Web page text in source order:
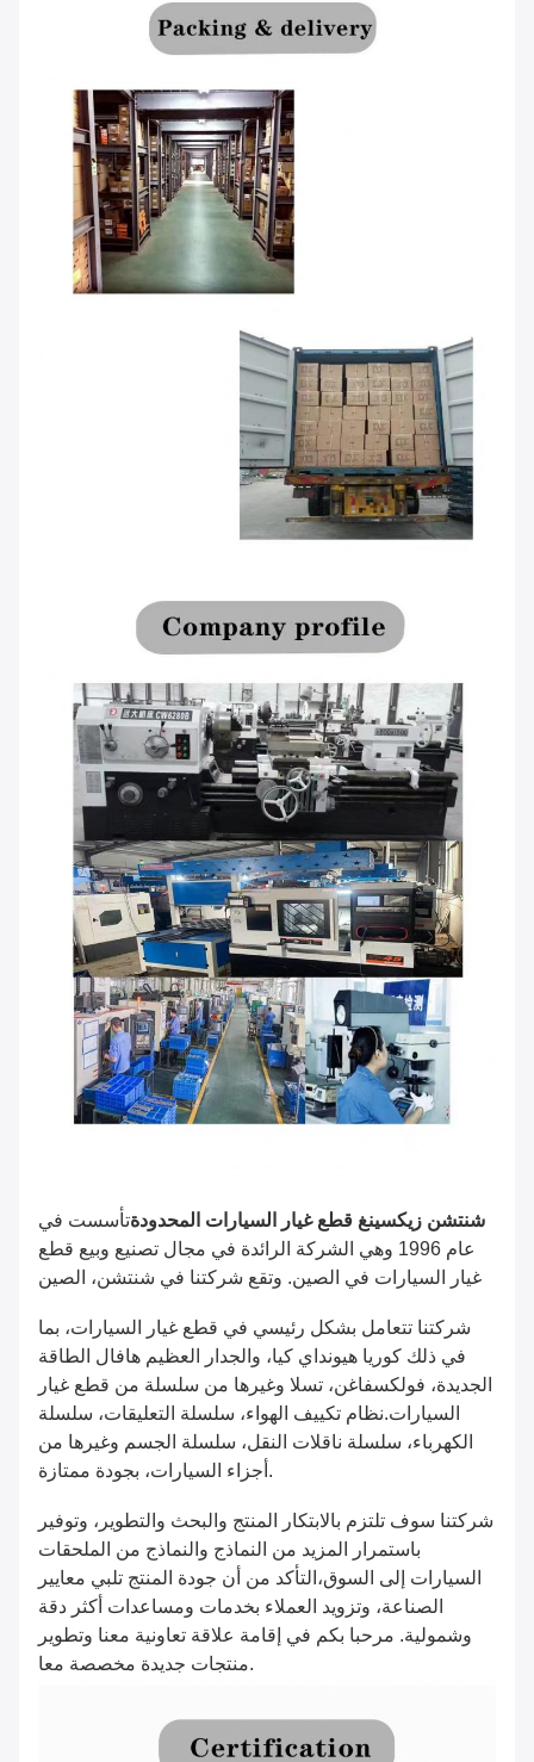
شنتشن زيكسينغ قطع غيار السيارات المحدودةتأسست في
عام 1996 وهي الشركة الرائدة في مجال تصنيع وبيع قطع
غيار السيارات في الصين. وتقع شركتنا في شنتشن، الصين
شركتنا تتعامل بشكل رئيسي في قطع غيار السيارات، بما
في ذلك كوريا هيونداي كيا، والجدار العظيم هافال الطاقة
الجديدة، فولكسفاغن، تسلا وغيرها من سلسلة من قطع غيار
السيارات.نظام تكييف الهواء، سلسلة التعليقات، سلسلة
الكهرباء، سلسلة ناقلات النقل، سلسلة الجسم وغيرها من
أجزاء السيارات، بجودة ممتازة.
شركتنا سوف تلتزم بالابتكار المنتج والبحث والتطوير، وتوفير
باستمرار المزيد من النماذج والنماذج من الملحقات
السيارات إلى السوق،التأكد من أن جودة المنتج تلبي معايير
الصناعة، وتزويد العملاء بخدمات ومساعدات أكثر دقة
وشمولية. مرحبا بكم في إقامة علاقة تعاونية معنا وتطوير
منتجات جديدة مخصصة معا.